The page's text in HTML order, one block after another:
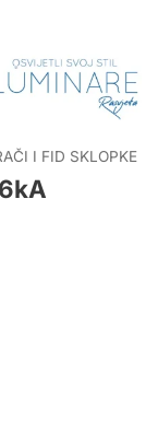
I FID SKLOPKE